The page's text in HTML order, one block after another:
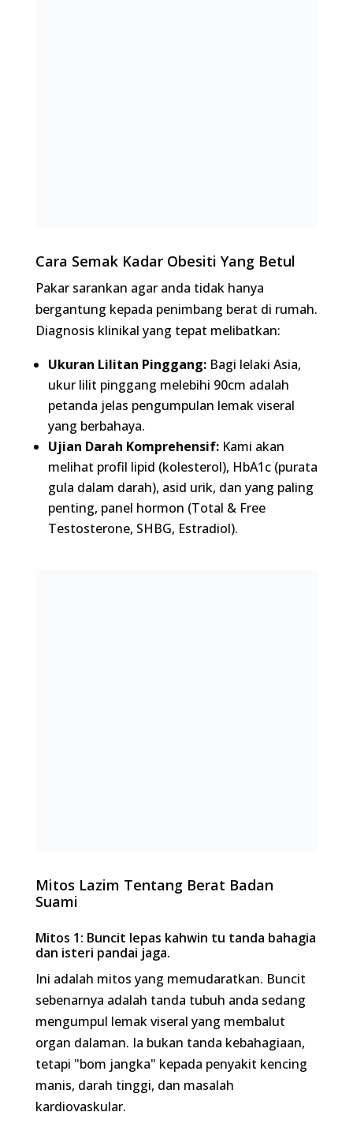
klinikal yang tepat melibatkan:
Ukuran Lilitan Pinggang:Bagi lelaki Asia, ukur
lilit pinggang melebihi 90cm adalah petanda
jelas pengumpulan lemak viseral yang
Ujian Darah Komprehensif: Kami akan melihat
profil lipid (kolesterol), HbA1c (purata gula
dalam darah), asid urik, dan yang paling penting,
panel hormon (Total & Free Testosterone,
SHBG, Estradiol).
Mitos 1: Buncit lepas kahwin tu tanda bahagia dan
isteri pandai jaga.
Ini adalah mitos yang memudaratkan. Buncit
sebenarnya adalah tanda tubuh anda sedang
mengumpul lemak viseral yang membalut organ
dalaman. Ia bukan tanda kebahagiaan, tetapi
"bom jangka" kepada penyakit kencing manis,
darah tinggi, dan masalah kardiovaskular.
Mitos 2: Cukup sekadar pakai bengkung atau sapu
krim panas untuk kempiskan perut.